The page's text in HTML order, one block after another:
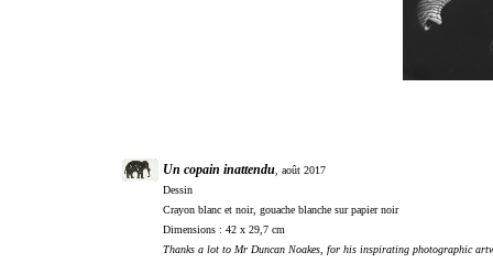
Un copain inattendu , août 2017
Dessin
Crayon blanc et noir, gouache blanche sur papier noir
Dimensions : 42 x 29,7 cm
Thanks a lot to Mr Duncan Noakes, for his inspirating photographic